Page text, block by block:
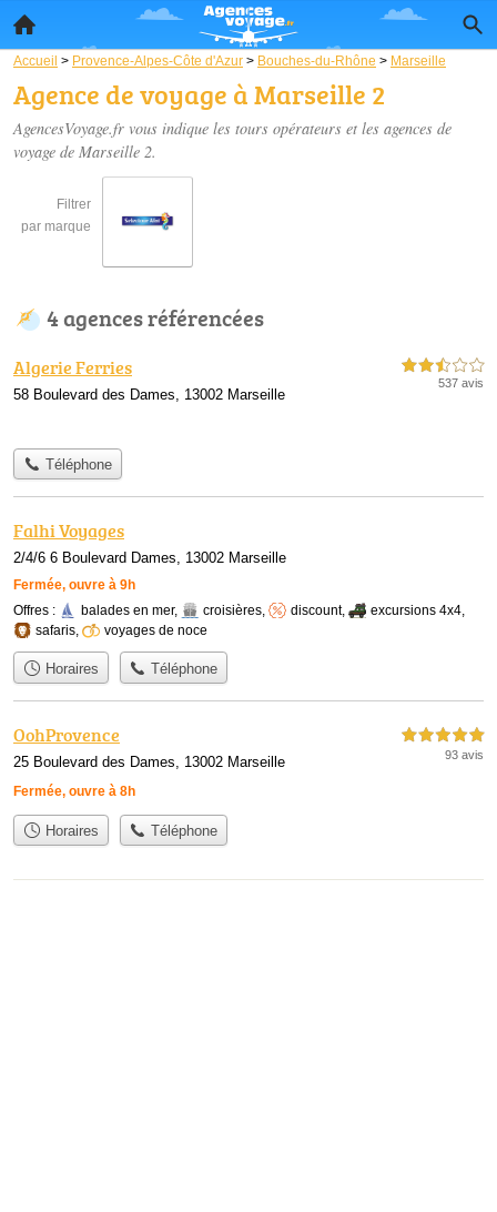
Accueil > Provence-Alpes-Côte d'Azur > Bouches-du-Rhône > Marseille
Agence de voyage à Marseille 2
AgencesVoyage.fr vous indique les tours opérateurs et les agences de
voyage de Marseille 2.
Filtrer
par marque
4 agences référencées
Algerie Ferries
58 Boulevard des Dames, 13002 Marseille
2,5 étoiles sur 5
537 avis
Téléphone
Falhi Voyages
2/4/6 6 Boulevard Dames, 13002 Marseille
Fermée, ouvre à 9h
Offres :
balades en mer, croisières, discount, excursions 4x4,
safaris, voyages de noce
Horaires Téléphone
OohProvence
25 Boulevard des Dames, 13002 Marseille
Fermée, ouvre à 8h
5,0 étoiles sur 5
93 avis
Horaires Téléphone